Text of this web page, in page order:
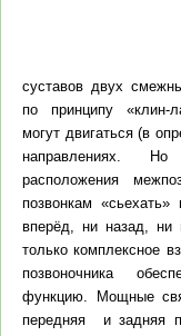
суставов двух
по принципу «клин-
могут двигаться (в
направлениях.
расположения
позвонкам
вперёд, ни назад,
только комплексное
позвоночника
функцию. Мощные
передняя и задняя